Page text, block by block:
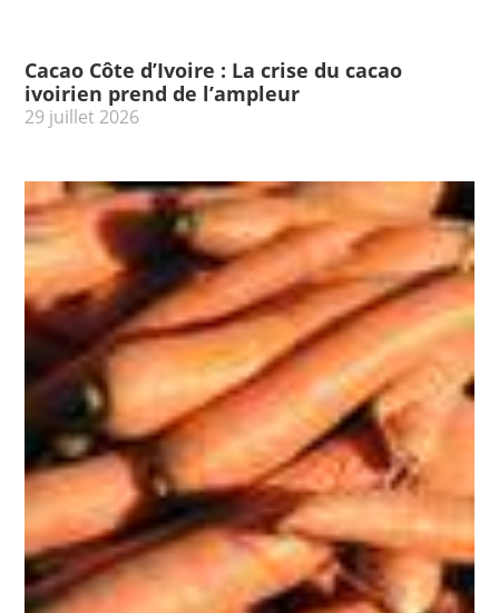
Cacao Côte d’Ivoire : La crise du cacao
ivoirien prend de l’ampleur
29 juillet 2026